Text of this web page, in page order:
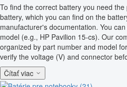
To find the correct battery you need
battery, which you can find on the
manufacturer's documentation. You
model (e.g., HP Pavilion 15-cs). Our
organized by part number and model
verify the voltage (V) and connector
Čítať viac